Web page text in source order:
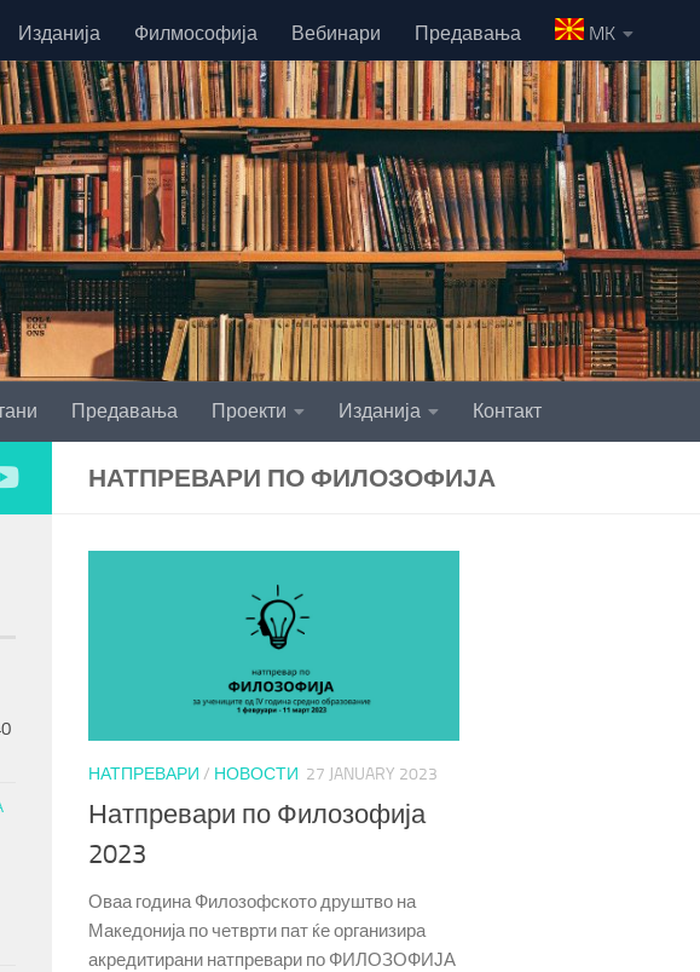
Изданија Филмософија Вебинари Предавања MK
Предавања Проекти Изданија Контакт
НАТПРЕВАРИ ПО ФИЛОЗОФИЈА
НАТПРЕВАРИ / НОВОСТИ 27 JANUARY 2023
Натпревари по Филозофија
2023
Оваа година Филозофското друштво на
Македонија по четврти пат ќе организира
акредитирани натпревари по ФИЛОЗОФИЈА